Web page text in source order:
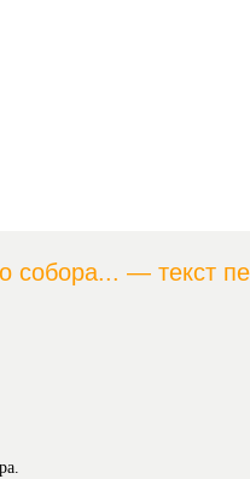
собора... — текст